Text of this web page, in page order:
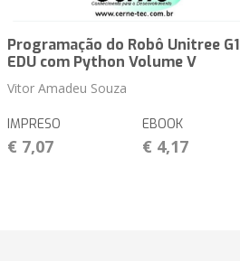
Programação do Robô Unitree G1
EDU com Python Volume V
Vitor Amadeu Souza
IMPRESO
€ 7,07
EBOOK
€ 4,17